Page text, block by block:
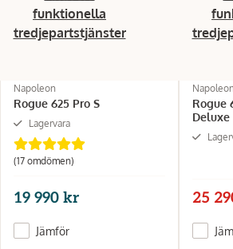
funktionella
tredjepartstjänster
Napoleon
Rogue 625 Pro S
Lagervara
(17 omdömen)
19 990 kr
Jämför
Napoleon
Rogue
Deluxe
25